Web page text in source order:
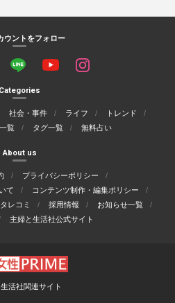
ウントをフォロー
Categories
社会・事件 ライフ
トレンド
覧 タグ一覧 無料占い
About us
プライバシーポリシー
て
コンテンツ制作・編集ポリシー
タレコミ 採用情報
お知らせ一覧
主婦と生活社公式サイト
活社関連サイト